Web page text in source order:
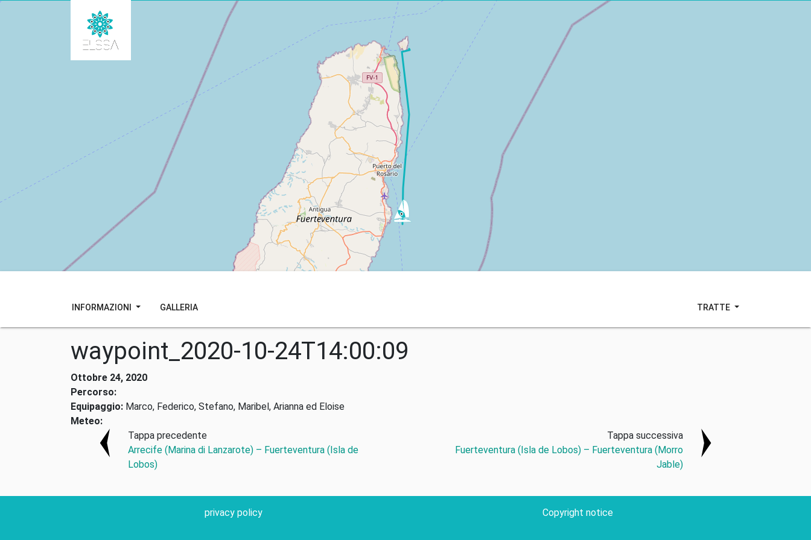
INFORMAZIONI GALLERIA TRATTE
waypoint_2020-10-24T14:00:09
Ottobre 24, 2020
Percorso:
Equipaggio: Marco, Federico, Stefano, Maribel, Arianna ed Eloise
Meteo:
Tappa precedente
Arrecife (Marina di Lanzarote) – Fuerteventura (Isla de
Lobos)
Tappa successiva
Fuerteventura (Isla de Lobos) – Fuerteventura (Morro
Jable)
privacy policy Copyright notice